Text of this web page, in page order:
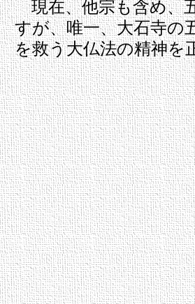
現在、他宗も含め、
すが、唯一、大石寺の
を救う大仏法の精神を